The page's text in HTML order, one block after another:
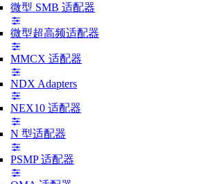
微型 SMB 适配器
微型超高频适配器
MMCX 适配器
NDX Adapters
NEX10 适配器
N 型适配器
PSMP 适配器